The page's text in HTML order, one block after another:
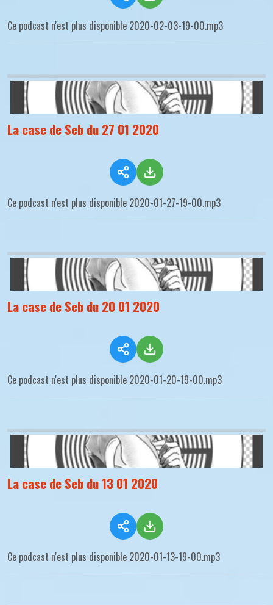
Ce podcast n'est plus disponible 2020-02-03-19-00.mp3
La case de Seb du 27 01 2020
Ce podcast n'est plus disponible 2020-01-27-19-00.mp3
La case de Seb du 20 01 2020
Ce podcast n'est plus disponible 2020-01-20-19-00.mp3
La case de Seb du 13 01 2020
Ce podcast n'est plus disponible 2020-01-13-19-00.mp3